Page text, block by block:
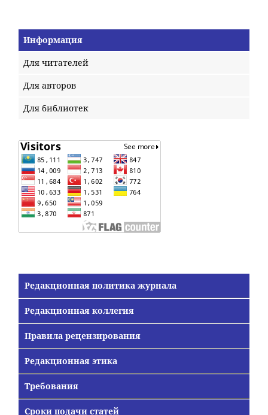
Информация
Для читателей
Для авторов
Для библиотек
Редакционная политика журнала
Редакционная коллегия
Правила рецензирования
Редакционная этика
Требования
Сроки подачи статей